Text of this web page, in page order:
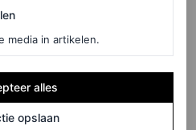
media in artikelen.
alles
opslaan